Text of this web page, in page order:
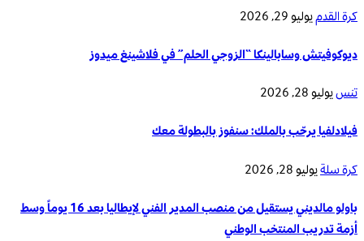
كرة القدميوليو 29, 2026
ديوكوفيتش وسابالينكا “الزوجي الحلم” في فلاشينغ ميدوز
تنسيوليو 28, 2026
فيلادلفيا يرحّب بالملك: سنفوز بالبطولة معك
كرة سلةيوليو 28, 2026
باولو مالديني يستقيل من منصب المدير الفني لإيطاليا بعد 16 يوماً وسط
أزمة تدريب المنتخب الوطني